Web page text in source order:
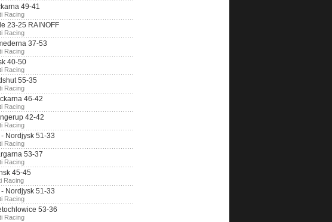
49-41
Racing
23-25 RAINOFF
Racing
37-53
Racing
40-50
Racing
55-35
Racing
46-42
Racing
42-42
Racing
Nordjysk 51-33
Racing
53-37
Racing
45-45
Racing
Nordjysk 51-33
Racing
53-36
Racing